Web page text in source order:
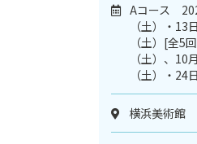
Aコース
（土）・
（土）[全5
（土）、
（土）・24
横浜美術館